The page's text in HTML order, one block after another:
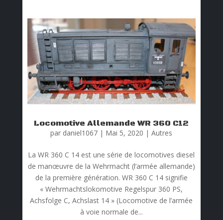
Locomotive Allemande WR 360 C12
par daniel1067 | Mai 5, 2020 |Autres
La WR 360 C 14 est une série de locomotives diesel
de manœuvre de la Wehrmacht (l’armée allemande)
de la première génération. WR 360 C 14 signifie
« Wehrmachtslokomotive Regelspur 360 PS,
Achsfolge C, Achslast 14 » (Locomotive de l’armée
à voie normale de...